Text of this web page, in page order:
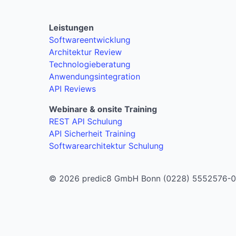
Leistungen
Softwareentwicklung
Architektur Review
Technologieberatung
Anwendungsintegration
API Reviews
Webinare & onsite Training
REST API Schulung
API Sicherheit Training
Softwarearchitektur Schulung
© 2026 predic8 GmbH Bonn (0228) 5552576-0